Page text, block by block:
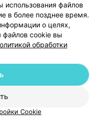
данных
| 220012, Республика Беларусь,
291212755
файлов
в более позднее время.
о целях,
файлов cookie вы
обработки
Cookie